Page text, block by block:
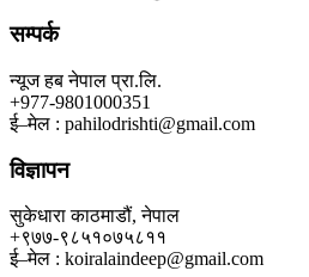
सम्पर्क
न्यूज हब नेपाल प्रा.लि.
+977-9801000351
ई–मेल : pahilodrishti@gmail.com
विज्ञापन
सुकेधारा काठमाडौं, नेपाल
+९७७-९८५१०७५८११
ई–मेल : koiralaindeep@gmail.com